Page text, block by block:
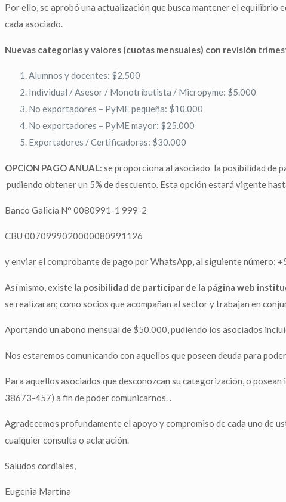
Por ello, se aprobó una actualización que busca mantener el
cada asociado.
Nuevas categorías y valores (cuotas mensuales) con revisión
Alumnos y docentes: $2.500
Individual / Asesor / Monotributista / Micropyme: $5.000
No exportadores – PyME pequeña: $10.000
No exportadores – PyME mayor: $25.000
Exportadores / Certificadoras: $30.000
OPCION PAGO ANUAL: se proporciona al asociado la posibilidad de
pudiendo obtener un 5% de descuento. Esta opción estará vigente
Banco Galicia N° 0080991-1 999-2
CBU 0070999020000080991126
y enviar el comprobante de pago por WhatsApp, al siguiente
Así mismo, existe la posibilidad de participar de la página web
se realizaran; como socios que acompañan al sector y trabajan en
Aportando un abono mensual de $50.000, pudiendo los asociados
Nos estaremos comunicando con aquellos que poseen deuda para
Para aquellos asociados que desconozcan su categorización, o
38673-457) a fin de poder comunicarnos. .
Agradecemos profundamente el apoyo y compromiso de cada uno de
cualquier consulta o aclaración.
Saludos cordiales,
Eugenia Martina